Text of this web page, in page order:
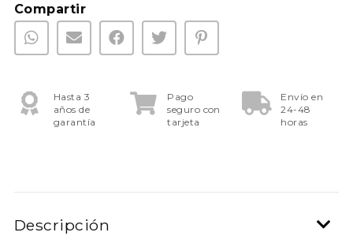
Compartir
Hasta 3
años de
garantía
Pago
seguro con
tarjeta
Envío en
24-48
horas
Descripción